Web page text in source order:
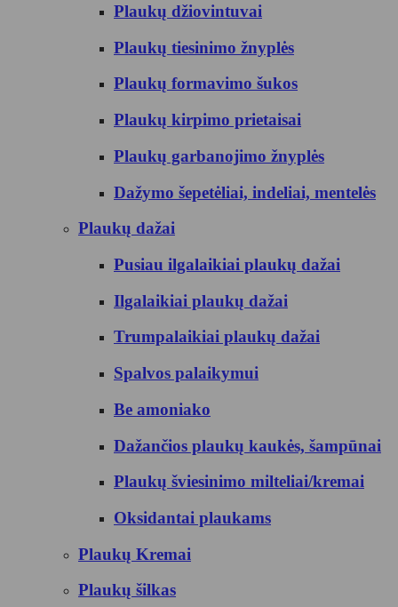
Plaukų džiovintuvai
Plaukų tiesinimo žnyplės
Plaukų formavimo šukos
Plaukų kirpimo prietaisai
Plaukų garbanojimo žnyplės
Dažymo šepetėliai, indeliai, mentelės
Plaukų dažai
Pusiau ilgalaikiai plaukų dažai
Ilgalaikiai plaukų dažai
Trumpalaikiai plaukų dažai
Spalvos palaikymui
Be amoniako
Dažančios plaukų kaukės, šampūnai
Plaukų šviesinimo milteliai/kremai
Oksidantai plaukams
Plaukų Kremai
Plaukų šilkas